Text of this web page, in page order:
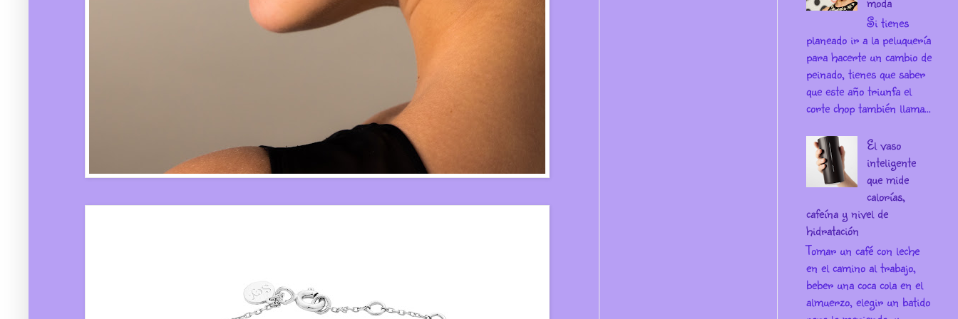
Si tienes
planeado ir a la peluquería
para hacerte un cambio de
peinado, tienes que saber
que este año triunfa el
corte chop también llama...
El vaso
inteligente
que mide
calorías,
cafeína y nivel de
hidratación
Tomar un café con leche
en el camino al trabajo,
beber una coca cola en el
almuerzo, elegir un batido